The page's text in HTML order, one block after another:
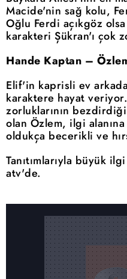
Macide'nin sağ kolu,
Oğlu Ferdi açıkgöz olsa
karakteri Şükran'ı çok
Hande Kaptan –
Elif'in kaprisli ev
karaktere hayat
zorluklarının
olan Özlem, ilgi
oldukça becerikli ve
Tanıtımlarıyla büyük
atv'de.